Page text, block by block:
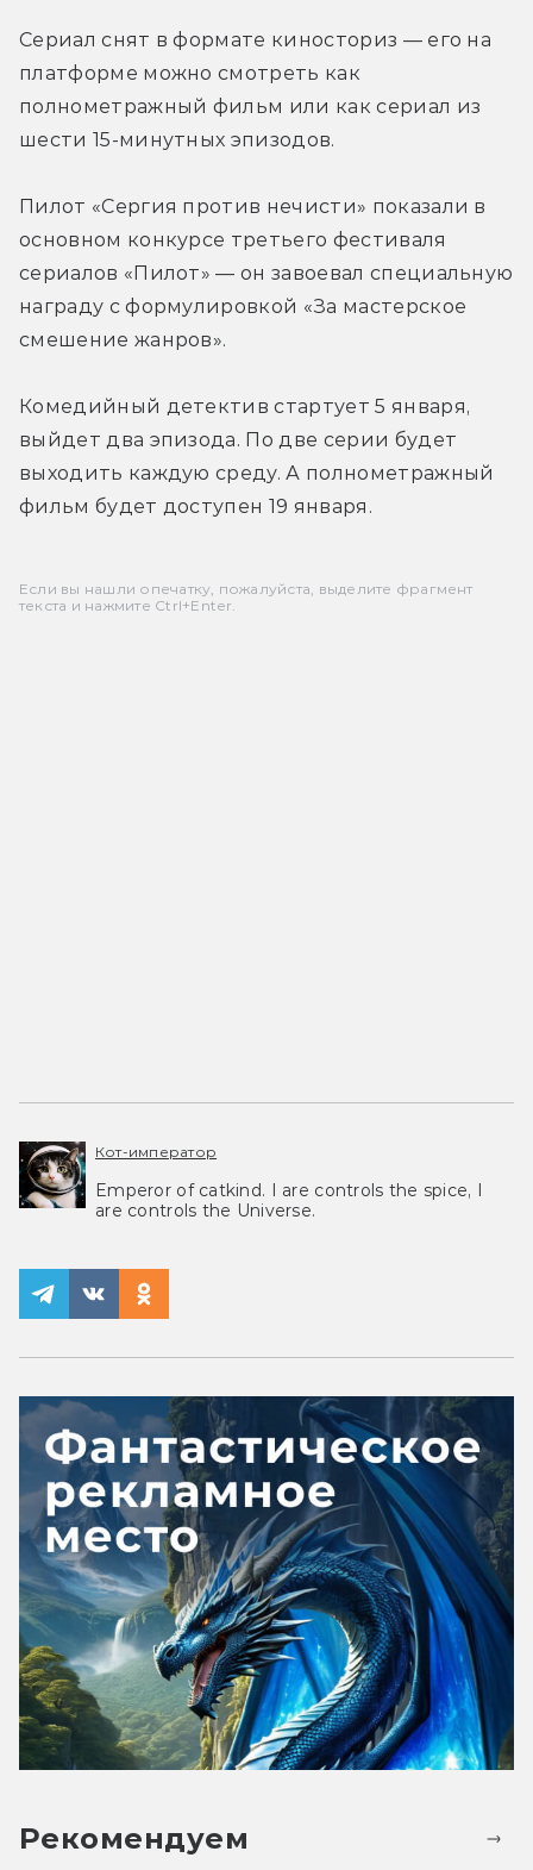
Сериал снят в формате киносториз — его на
платформе можно смотреть как
полнометражный фильм или как сериал из
шести 15-минутных эпизодов.
Пилот «Сергия против нечисти» показали в
основном конкурсе третьего фестиваля
сериалов «Пилот» — он завоевал специальную
награду с формулировкой «За мастерское
смешение жанров».
Комедийный детектив стартует 5 января,
выйдет два эпизода. По две серии будет
выходить каждую среду. А полнометражный
фильм будет доступен 19 января.
Если вы нашли опечатку, пожалуйста, выделите фрагмент
текста и нажмите Ctrl+Enter.
Кот-император
Emperor of catkind. I are controls the spice, I
are controls the Universe.
Рекомендуем